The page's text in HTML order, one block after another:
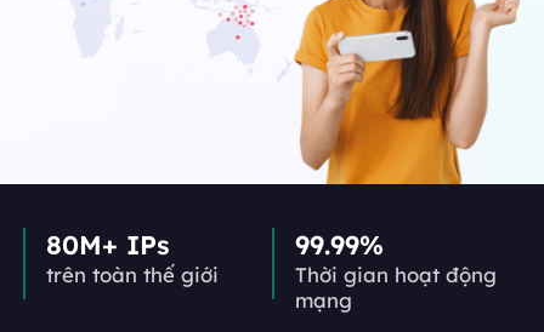
80M+ IPs
trên toàn thế giới
99.99%
Thời gian hoạt động
mạng